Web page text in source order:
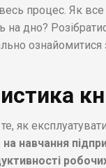
процес. Як все
на дно?
ознайомитися
як
навчання